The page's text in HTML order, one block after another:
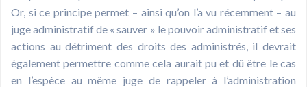
Or, si ce principe permet – ainsi qu’on l’a vu récemment – au
juge administratif de « sauver » le pouvoir administratif et ses
actions au détriment des droits des administrés, il devrait
également permettre comme cela aurait pu et dû être le cas
en l’espèce au même juge de rappeler à l’administration